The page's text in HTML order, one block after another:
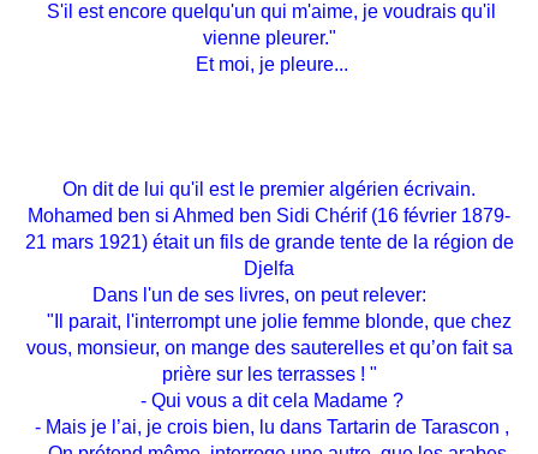
S'il est encore quelqu'un qui m'aime, je voudrais qu'il
vienne pleurer."
Et moi, je pleure...
On dit de lui qu'il est le premier algérien écrivain.
Mohamed ben si Ahmed ben Sidi Chérif (16 février 1879-
21 mars 1921) était un fils de grande tente de la région de
Djelfa
Dans l'un de ses livres, on peut relever:
"Il parait, l'interrompt une jolie femme blonde, que chez
vous, monsieur, on mange des sauterelles et qu’on fait sa
prière sur les terrasses ! "
- Qui vous a dit cela Madame ?
- Mais je l’ai, je crois bien, lu dans Tartarin de Tarascon ,